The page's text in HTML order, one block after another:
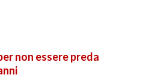
non essere preda